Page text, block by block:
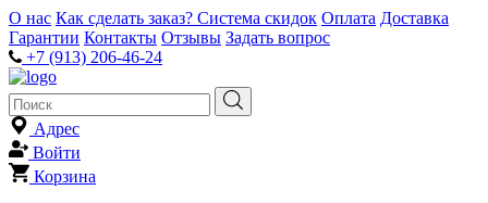
О нас Как сделать заказ? Система скидок Оплата Доставка
Гарантии Контакты Отзывы Задать вопрос
+7 (913) 206-46-24
Адрес
Войти
Корзина